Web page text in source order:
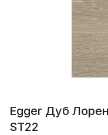
Egger Дуб
ST22